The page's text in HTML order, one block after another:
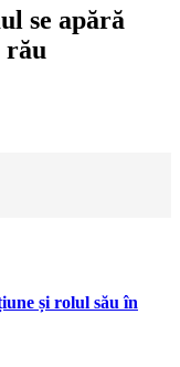
se apără
rău
și rolul său în